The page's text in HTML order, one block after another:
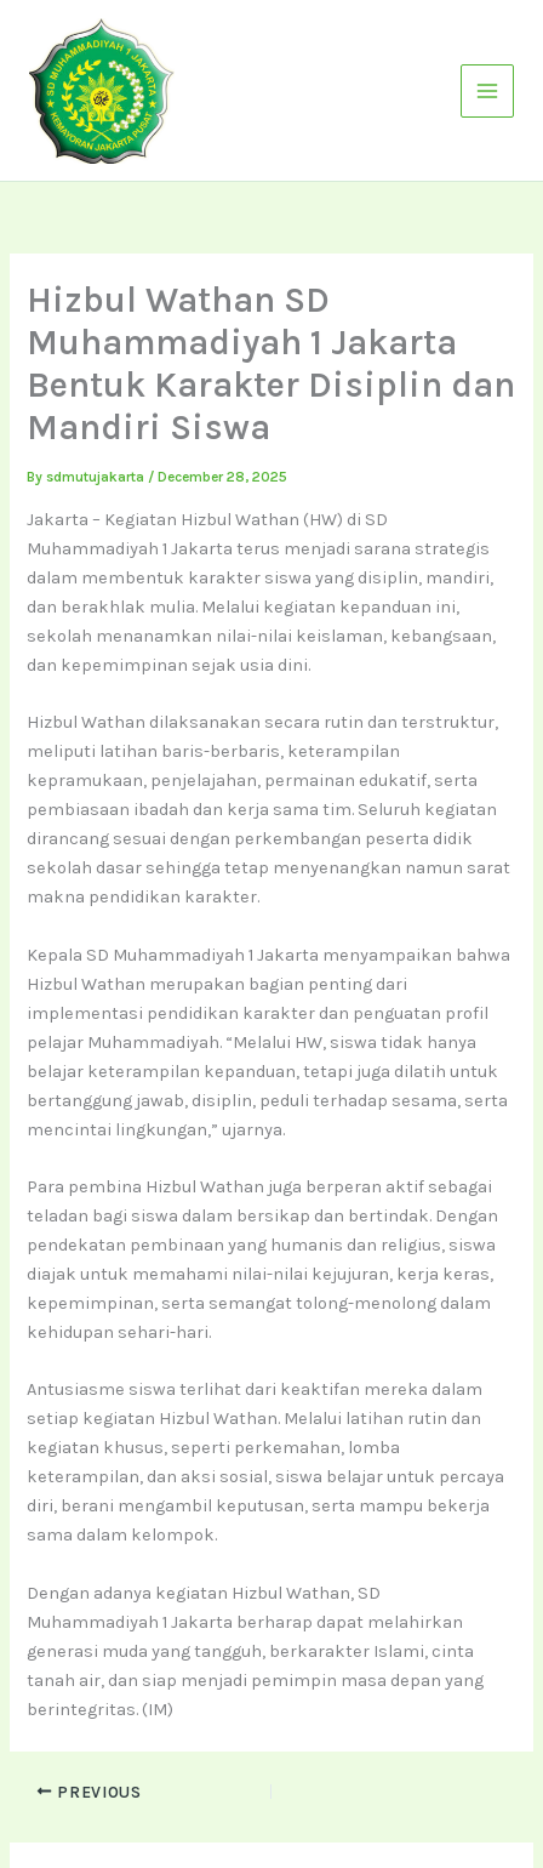
content
Hizbul Wathan SD
Muhammadiyah 1 Jakarta
Bentuk Karakter Disiplin dan
Mandiri Siswa
Bysdmutujakarta /December 28, 2025
Jakarta – Kegiatan Hizbul Wathan (HW) di SD
Muhammadiyah 1 Jakarta terus menjadi sarana strategis
dalam membentuk karakter siswa yang disiplin, mandiri,
dan berakhlak mulia. Melalui kegiatan kepanduan ini,
sekolah menanamkan nilai-nilai keislaman, kebangsaan,
dan kepemimpinan sejak usia dini.
Hizbul Wathan dilaksanakan secara rutin dan terstruktur,
meliputi latihan baris-berbaris, keterampilan
kepramukaan, penjelajahan, permainan edukatif, serta
pembiasaan ibadah dan kerja sama tim. Seluruh kegiatan
dirancang sesuai dengan perkembangan peserta didik
sekolah dasar sehingga tetap menyenangkan namun sarat
makna pendidikan karakter.
Kepala SD Muhammadiyah 1 Jakarta menyampaikan bahwa
Hizbul Wathan merupakan bagian penting dari
implementasi pendidikan karakter dan penguatan profil
pelajar Muhammadiyah. “Melalui HW, siswa tidak hanya
belajar keterampilan kepanduan, tetapi juga dilatih untuk
bertanggung jawab, disiplin, peduli terhadap sesama, serta
mencintai lingkungan,” ujarnya.
Para pembina Hizbul Wathan juga berperan aktif sebagai
teladan bagi siswa dalam bersikap dan bertindak. Dengan
pendekatan pembinaan yang humanis dan religius, siswa
diajak untuk memahami nilai-nilai kejujuran, kerja keras,
kepemimpinan, serta semangat tolong-menolong dalam
kehidupan sehari-hari.
Antusiasme siswa terlihat dari keaktifan mereka dalam
setiap kegiatan Hizbul Wathan. Melalui latihan rutin dan
kegiatan khusus, seperti perkemahan, lomba
keterampilan, dan aksi sosial, siswa belajar untuk percaya
diri, berani mengambil keputusan, serta mampu bekerja
sama dalam kelompok.
Dengan adanya kegiatan Hizbul Wathan, SD
Muhammadiyah 1 Jakarta berharap dapat melahirkan
generasi muda yang tangguh, berkarakter Islami, cinta
tanah air, dan siap menjadi pemimpin masa depan yang
berintegritas. (IM)
PREVIOUS